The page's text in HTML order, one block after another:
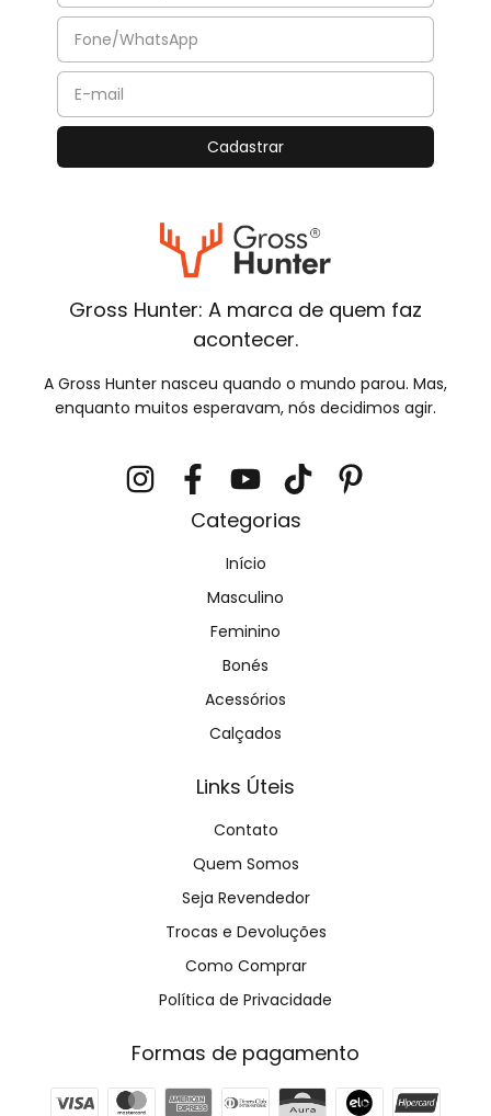
Gross Hunter: A marca de quem faz
acontecer.
A Gross Hunter nasceu quando o mundo parou. Mas,
enquanto muitos esperavam, nós decidimos agir.
Categorias
Início
Masculino
Feminino
Bonés
Acessórios
Calçados
Links Úteis
Contato
Quem Somos
Seja Revendedor
Trocas e Devoluções
Como Comprar
Política de Privacidade
Formas de pagamento